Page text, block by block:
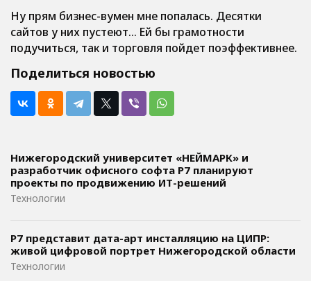
Ну прям бизнес-вумен мне попалась. Десятки
сайтов у них пустеют… Ей бы грамотности
подучиться, так и торговля пойдет поэффективнее.
Поделиться новостью
Нижегородский университет «НЕЙМАРК» и
разработчик офисного софта P7 планируют
проекты по продвижению ИТ-решений
Технологии
Р7 представит дата-арт инсталляцию на ЦИПР:
живой цифровой портрет Нижегородской области
Технологии